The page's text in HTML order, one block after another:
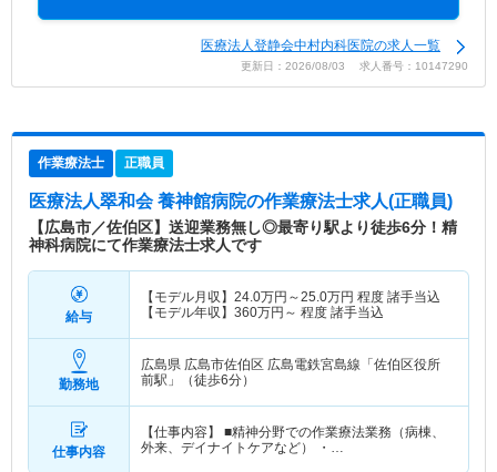
医療法人登静会中村内科医院の求人一覧
更新日：2026/08/03 求人番号：10147290
作業療法士 正職員
医療法人翠和会 養神館病院の作業療法士求人(正職員)
【広島市／佐伯区】送迎業務無し◎最寄り駅より徒歩6分！精
神科病院にて作業療法士求人です
給与
【モデル月収】 24.0万円～25.0万円 程度 諸手当込
【モデル年収】 360万円～ 程度 諸手当込
勤務地
広島県 広島市佐伯区 広島電鉄宮島線「佐伯区役所
前駅」（徒歩6分）
仕事内容
【仕事内容】 ■精神分野での作業療法業務（病棟、
外来、デイナイトケアなど） ・…